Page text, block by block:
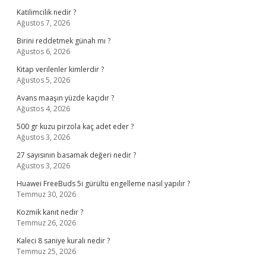
Katilimcilik nedir ?
Ağustos 7, 2026
Birini reddetmek günah mı ?
Ağustos 6, 2026
Kitap verilenler kimlerdir ?
Ağustos 5, 2026
Avans maaşın yüzde kaçıdır ?
Ağustos 4, 2026
500 gr kuzu pirzola kaç adet eder ?
Ağustos 3, 2026
27 sayısının basamak değeri nedir ?
Ağustos 3, 2026
Huawei FreeBuds 5i gürültü engelleme nasıl yapılır ?
Temmuz 30, 2026
Kozmik kanıt nedir ?
Temmuz 26, 2026
Kaleci 8 saniye kuralı nedir ?
Temmuz 25, 2026